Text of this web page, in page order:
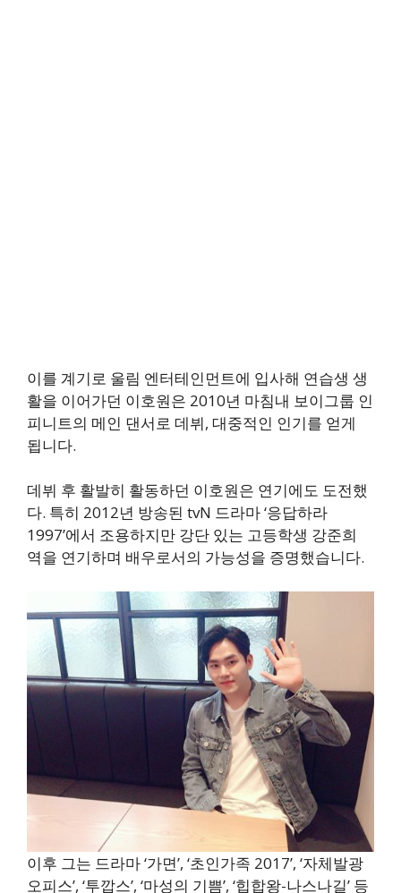
이를 계기로 울림 엔터테인먼트에 입사해 연습생 생
활을 이어가던 이호원은 2010년 마침내 보이그룹 인
피니트의 메인 댄서로 데뷔, 대중적인 인기를 얻게
됩니다.
데뷔 후 활발히 활동하던 이호원은 연기에도 도전했
다. 특히 2012년 방송된 tvN 드라마 ‘응답하라
1997’에서 조용하지만 강단 있는 고등학생 강준희
역을 연기하며 배우로서의 가능성을 증명했습니다.
이후 그는 드라마 ‘가면’, ‘초인가족 2017’, ‘자체발광
오피스’, ‘투깝스’, ‘마성의 기쁨’, ‘힙합왕-나스나길’ 등